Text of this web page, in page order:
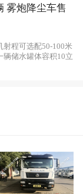
果好，操作安
音低等特点。
上加装大容积
业装置等改装
，雾炮喷雾
除霾车底盘采用东
，底盘发动
雾炮降尘车售
射程可选配50-100米
辆储水罐体容积10立
多少钱一辆底盘采
，底